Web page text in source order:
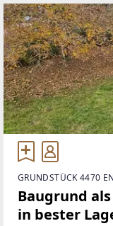
GRUNDSTÜCK 4470
Baugrund
in bester